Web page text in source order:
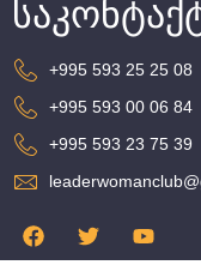
+995 593 25 25 08
+995 593 00 06 84
+995 593 23 75 39